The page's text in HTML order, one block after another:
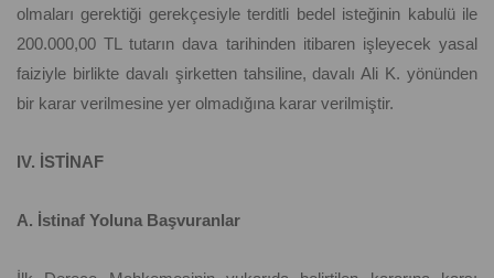
olmaları gerektiği gerekçesiyle terditli bedel isteğinin kabulü ile
200.000,00 TL tutarın dava tarihinden itibaren işleyecek yasal
faiziyle birlikte davalı şirketten tahsiline, davalı Ali K. yönünden
bir karar verilmesine yer olmadığına karar verilmiştir.
IV. İSTİNAF
A. İstinaf Yoluna Başvuranlar